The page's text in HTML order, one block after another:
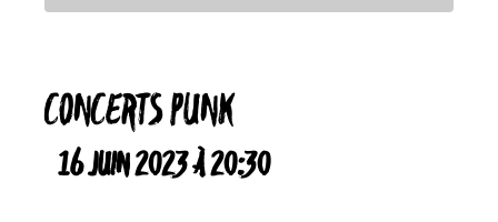
CONCERTS PUNK
16 JUIN 2023 À 20:30